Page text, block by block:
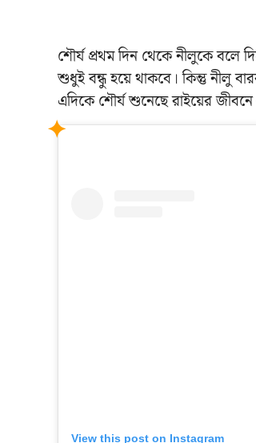
শৌর্য প্রথম দিন থেকে নীলুকে বলে
শুধুই বন্ধু হয়ে থাকবে। কিন্তু নীলু
এদিকে শৌর্য শুনেছে রাইয়ের
View this post on Instagram